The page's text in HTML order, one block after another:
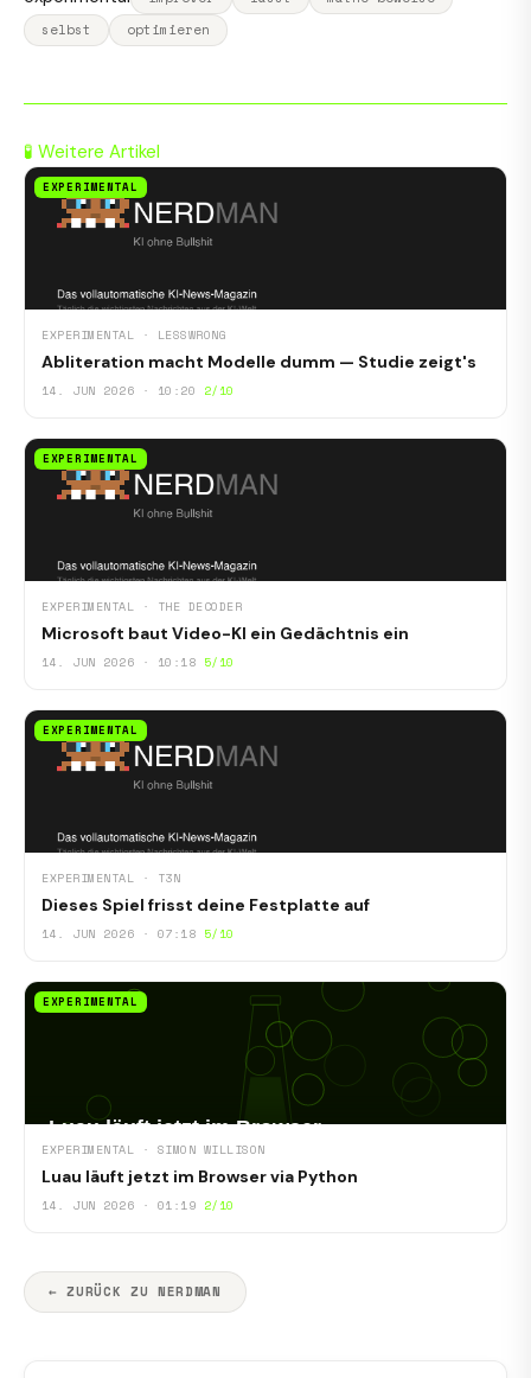
selbst
optimieren
🧪 Weitere Artikel
EXPERIMENTAL
EXPERIMENTAL · LESSWRONG
Abliteration macht Modelle dumm — Studie zeigt's
14. JUN 2026 · 10:20 2/10
EXPERIMENTAL
EXPERIMENTAL · THE DECODER
Microsoft baut Video-KI ein Gedächtnis ein
14. JUN 2026 · 10:18 5/10
EXPERIMENTAL
EXPERIMENTAL · T3N
Dieses Spiel frisst deine Festplatte auf
14. JUN 2026 · 07:18 5/10
EXPERIMENTAL
EXPERIMENTAL · SIMON WILLISON
Luau läuft jetzt im Browser via Python
14. JUN 2026 · 01:19 2/10
← ZURÜCK ZU NERDMAN